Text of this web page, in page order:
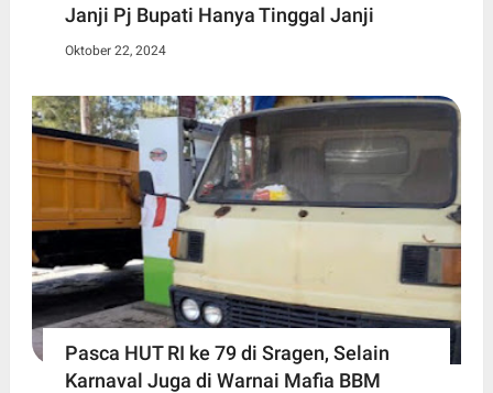
Janji Pj Bupati Hanya Tinggal Janji
Oktober 22, 2024
Pasca HUT RI ke 79 di Sragen, Selain
Karnaval Juga di Warnai Mafia BBM